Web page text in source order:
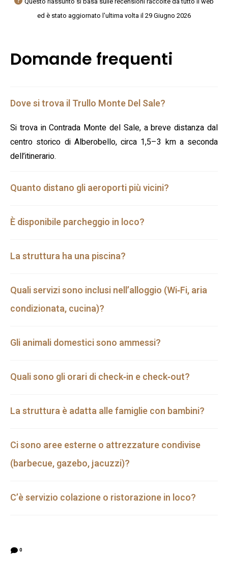
ed è stato aggiornato l'ultima volta il 29 Giugno 2026
Domande frequenti
Dove si trova il Trullo Monte Del Sale?
Si trova in Contrada Monte del Sale, a breve distanza dal
centro storico di Alberobello, circa 1,5–3 km a seconda
dell’itinerario.
Quanto distano gli aeroporti più vicini?
È disponibile parcheggio in loco?
La struttura ha una piscina?
Quali servizi sono inclusi nell’alloggio (Wi‑Fi, aria
condizionata, cucina)?
Gli animali domestici sono ammessi?
Quali sono gli orari di check‑in e check‑out?
La struttura è adatta alle famiglie con bambini?
Ci sono aree esterne o attrezzature condivise
(barbecue, gazebo, jacuzzi)?
C’è servizio colazione o ristorazione in loco?
0